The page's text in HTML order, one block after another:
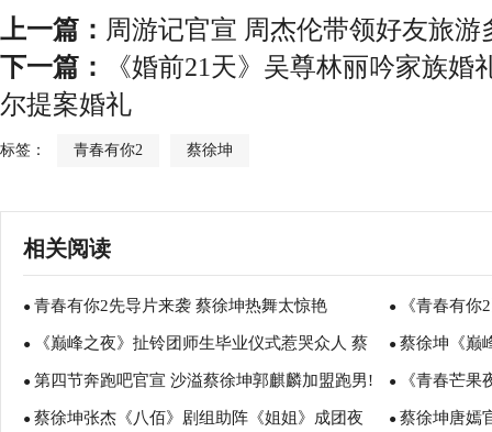
上一篇： 周游记官宣 周杰伦带领好友旅游
下一篇：
《婚前21天》吴尊林丽吟家族
尔提案婚礼
标签： 青春有你2 蔡徐坤
相关阅读
● 青春有你2先导片来袭 蔡徐坤热舞太惊艳 ● 《青春有
力组合
● 《巅峰之夜》扯铃团师生毕业仪式惹哭众人 蔡
徐坤感同身受安慰选手超暖心！
● 蔡徐坤《巅
邬君梅再现
● 第四节奔跑吧官宣 沙溢蔡徐坤郭麒麟加盟跑男! ● 《青春芒
白冰再搭档养
● 蔡徐坤张杰《八佰》剧组助阵《姐姐》成团夜 ● 蔡徐坤唐嫣